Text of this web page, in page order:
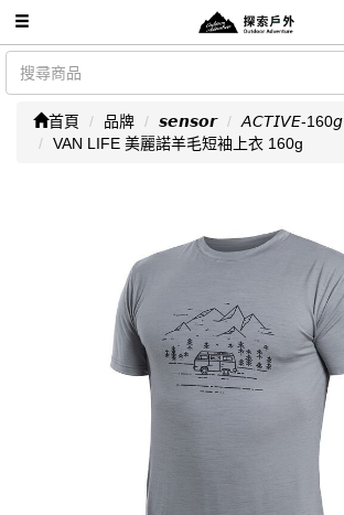
首頁 品牌 𝙨𝙚𝙣𝙨𝙤𝙧
𝘈𝘊𝘛𝘐𝘝𝘌-160𝘨
VAN LIFE 美麗諾羊毛短袖上衣 160g